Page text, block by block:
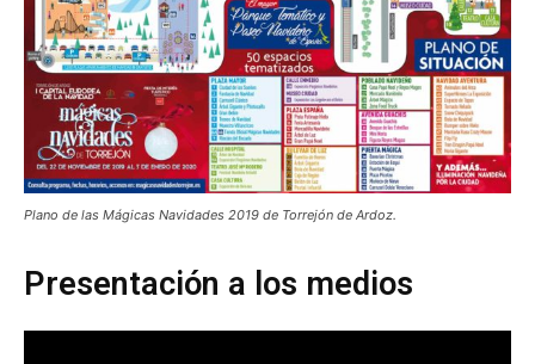
Plano de las Mágicas Navidades 2019 de Torrejón de Ardoz.
Presentación a los medios